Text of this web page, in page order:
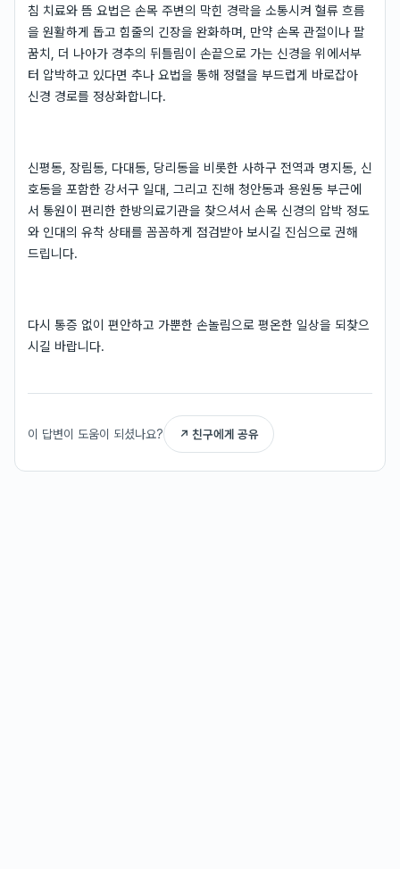
침 치료와 뜸 요법은 손목 주변의 막힌 경락을 소통시켜 혈류 흐름
을 원활하게 돕고 힘줄의 긴장을 완화하며, 만약 손목 관절이나 팔
꿈치, 더 나아가 경추의 뒤틀림이 손끝으로 가는 신경을 위에서부
터 압박하고 있다면 추나 요법을 통해 정렬을 부드럽게 바로잡아
신경 경로를 정상화합니다.
신평동, 장림동, 다대동, 당리동을 비롯한 사하구 전역과 명지동, 신
호동을 포함한 강서구 일대, 그리고 진해 청안동과 용원동 부근에
서 통원이 편리한 한방의료기관을 찾으셔서 손목 신경의 압박 정도
와 인대의 유착 상태를 꼼꼼하게 점검받아 보시길 진심으로 권해
드립니다.
다시 통증 없이 편안하고 가뿐한 손놀림으로 평온한 일상을 되찾으
시길 바랍니다.
이 답변이 도움이 되셨나요? ↗ 친구에게 공유